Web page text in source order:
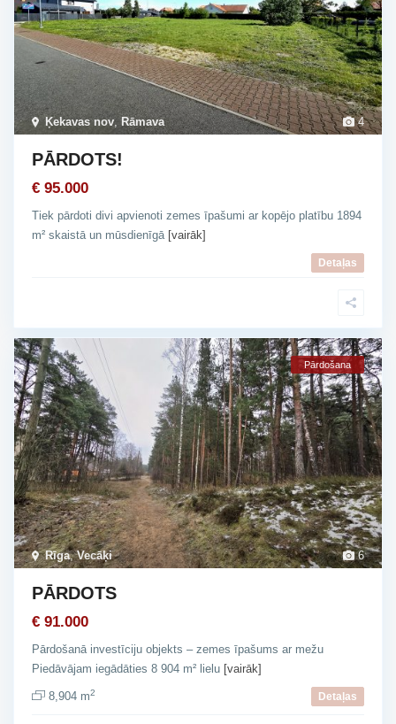
4
Ķekavas nov,Rāmava
PĀRDOTS!
€ 95.000
Tiek pārdoti divi apvienoti zemes īpašumi ar kopējo platību 1894
m² skaistā un mūsdienīgā [vairāk]
Detaļas
6
Rīga,Vecāķi
Pārdošana
PĀRDOTS
€ 91.000
Pārdošanā investīciju objekts – zemes īpašums ar mežu
Piedāvājam iegādāties 8 904 m² lielu [vairāk]
8,904 m2 Detaļas